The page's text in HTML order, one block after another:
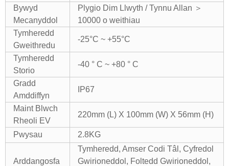
Bywyd
Mecanyddol
Plygio Dim Llwyth / Tynnu Allan ＞
10000 o weithiau
Tymheredd
Gweithredu
-25°C ~ +55°C
Tymheredd
Storio
-40 ° C ~ +80 ° C
Gradd
Amddiffyn
IP67
Maint Blwch
Rheoli EV
220mm (L) X 100mm (W) X 56mm (H)
Pwysau 2.8KG
Arddangosfa
Tymheredd, Amser Codi Tâl, Cyfredol
Gwirioneddol, Foltedd Gwirioneddol,